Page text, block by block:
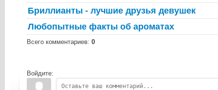
Бриллианты - лучшие друзья девушек
Любопытные факты об ароматах
Всего комментариев: 0
Войдите: